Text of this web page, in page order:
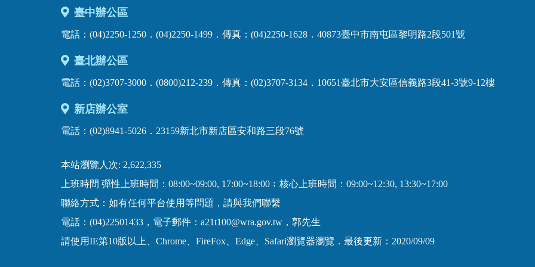
臺中辦公區
電話：(04)2250-1250．(04)2250-1499．傳真：(04)2250-1628．40873臺中市南屯區黎明路2段501號
臺北辦公區
電話：(02)3707-3000．(0800)212-239．傳真：(02)3707-3134．10651臺北市大安區信義路3段41-3號9-12樓
新店辦公室
電話：(02)8941-5026．23159新北市新店區安和路三段76號
本站瀏覽人次: 2,622,335
上班時間 彈性上班時間：08:00~09:00, 17:00~18:00﹔核心上班時間：09:00~12:30, 13:30~17:00
聯絡方式：如有任何平台使用等問題，請與我們聯繫
電話：(04)22501433，電子郵件：a21t100@wra.gov.tw，郭先生
請使用IE第10版以上、Chrome、FireFox、Edge、Safari瀏覽器瀏覽．最後更新：2020/09/09